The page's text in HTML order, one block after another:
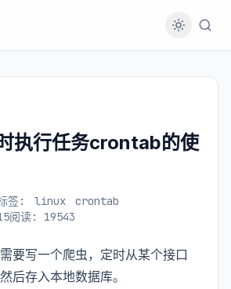
执行任务crontab的使
签: linux
crontab
阅读: 19543
要写一个爬虫，定时从某个接口
后存入本地数据库。